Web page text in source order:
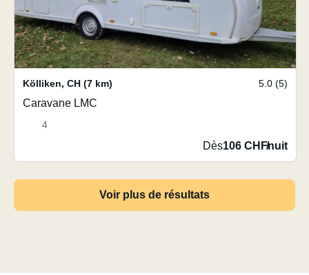
Kölliken, CH (7 km) 5.0 (5)
Caravane LMC
4
Dès106 CHF/nuit
Voir plus de résultats